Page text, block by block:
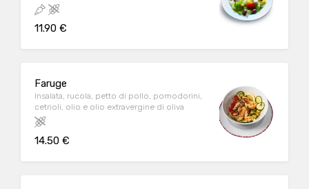
C
11.90 €
Faruge
Insalata, rucola, petto di pollo, pomodorini,
cetrioli, olio e olio extravergine di oliva
14.50 €